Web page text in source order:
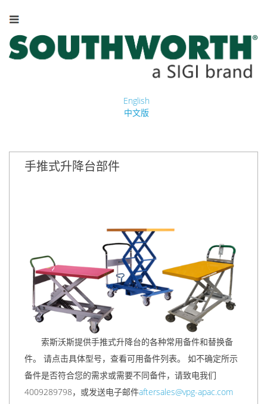
English
中文版
手推式升降台部件
索斯沃斯提供手推式升降台的各种常用备件和替换备
件。 请点击具体型号，查看可用备件列表。 如不确定所示
备件是否符合您的需求或需要不同备件，请致电我们
4009289798，或发送电子邮件aftersales@vpg-apac.com